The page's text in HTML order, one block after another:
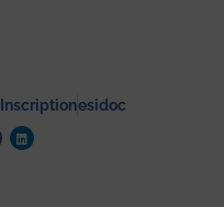
Inscriptionesidoc